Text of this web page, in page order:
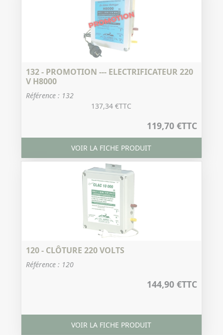
132 - PROMOTION --- ELECTRIFICATEUR 220
V H8000
Référence : 132
137,34 €TTC
119,70 €TTC
VOIR LA FICHE PRODUIT
120 - CLÔTURE 220 VOLTS
Référence : 120
144,90 €TTC
VOIR LA FICHE PRODUIT